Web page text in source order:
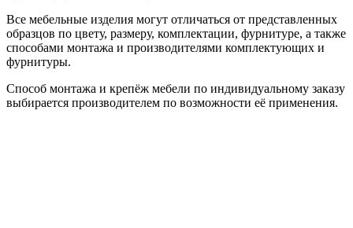
Все мебельные изделия могут отличаться от представленных
образцов по цвету, размеру, комплектации, фурнитуре, а также
способами монтажа и производителями комплектующих и
фурнитуры.
Способ монтажа и крепёж мебели по индивидуальному заказу
выбирается производителем по возможности её применения.